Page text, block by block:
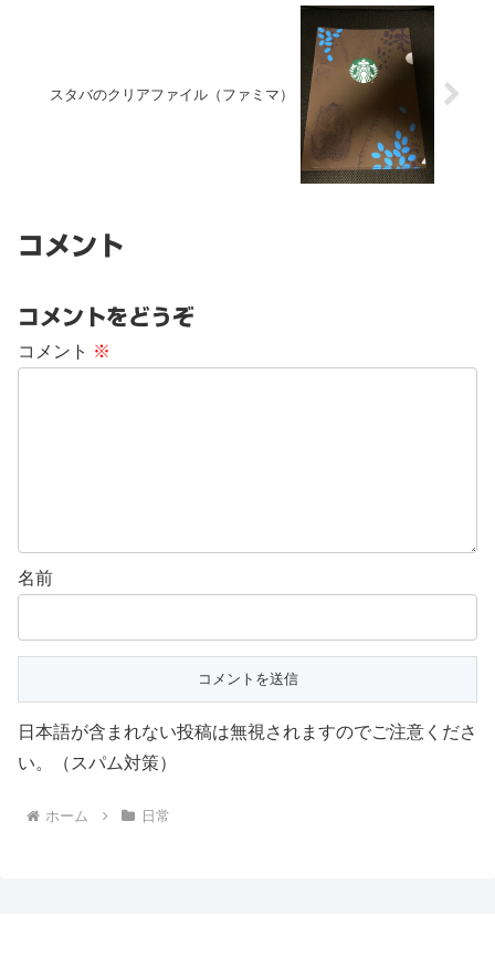
スタバのクリアファイル（ファミマ）
コメント
コメントをどうぞ
コメント ※
名前
日本語が含まれない投稿は無視されますのでご注意くださ
い。（スパム対策）
ホーム 日常